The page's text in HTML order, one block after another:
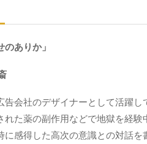
の
り
&
さ
と
のありか」
告会社のデザイナーとして活躍し
れた薬の副作用などで地獄を経験
に感得した高次の意識との対話